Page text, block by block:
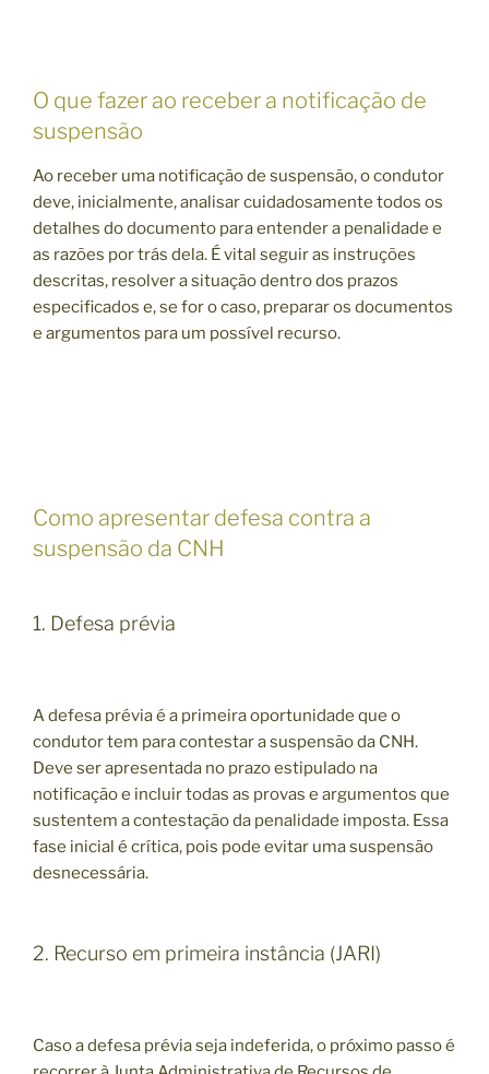
O que fazer ao receber a notificação de
suspensão
Ao receber uma notificação de suspensão, o condutor
deve, inicialmente, analisar cuidadosamente todos os
detalhes do documento para entender a penalidade e
as razões por trás dela. É vital seguir as instruções
descritas, resolver a situação dentro dos prazos
especificados e, se for o caso, preparar os documentos
e argumentos para um possível recurso.
Como apresentar defesa contra a
suspensão da CNH
1. Defesa prévia
A defesa prévia é a primeira oportunidade que o
condutor tem para contestar a suspensão da CNH.
Deve ser apresentada no prazo estipulado na
notificação e incluir todas as provas e argumentos que
sustentem a contestação da penalidade imposta. Essa
fase inicial é crítica, pois pode evitar uma suspensão
desnecessária.
2. Recurso em primeira instância (JARI)
Caso a defesa prévia seja indeferida, o próximo passo é